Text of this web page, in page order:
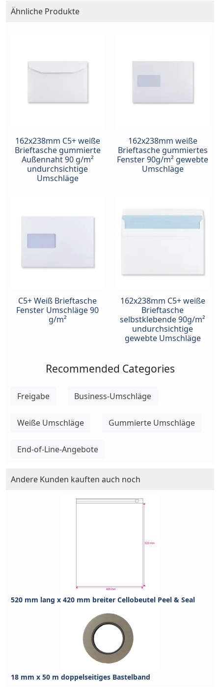
Ähnliche Produkte
162x238mm C5+ weiße
Brieftasche gummierte
Außennaht 90 g/m²
undurchsichtige
Umschläge
162x238mm weiße
Brieftasche gummiertes
Fenster 90g/m² gewebte
Umschläge
C5+ Weiß Brieftasche
Fenster Umschläge 90
g/m²
162x238mm C5+ weiße
Brieftasche
selbstklebende 90g/m²
undurchsichtige
gewebte Umschläge
Recommended Categories
Freigabe Business-Umschläge
Weiße Umschläge Gummierte Umschläge
End-of-Line-Angebote
Andere Kunden kauften auch noch
520 mm lang x 420 mm breiter Cellobeutel Peel & Seal
18 mm x 50 m doppelseitiges Bastelband